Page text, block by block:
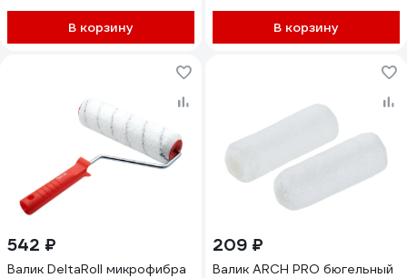
В корзину В корзину
542 ₽
Валик DeltaRoll микрофибра
209 ₽
Валик ARCH PRO бюгельный